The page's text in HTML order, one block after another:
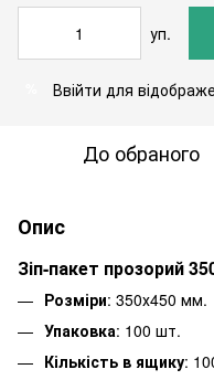
уп.
Ввійти для
До обраного
Опис
Зіп-пакет прозорий
Розміри: 350х450 мм.
Упаковка: 100 шт.
Кількість в ящику: